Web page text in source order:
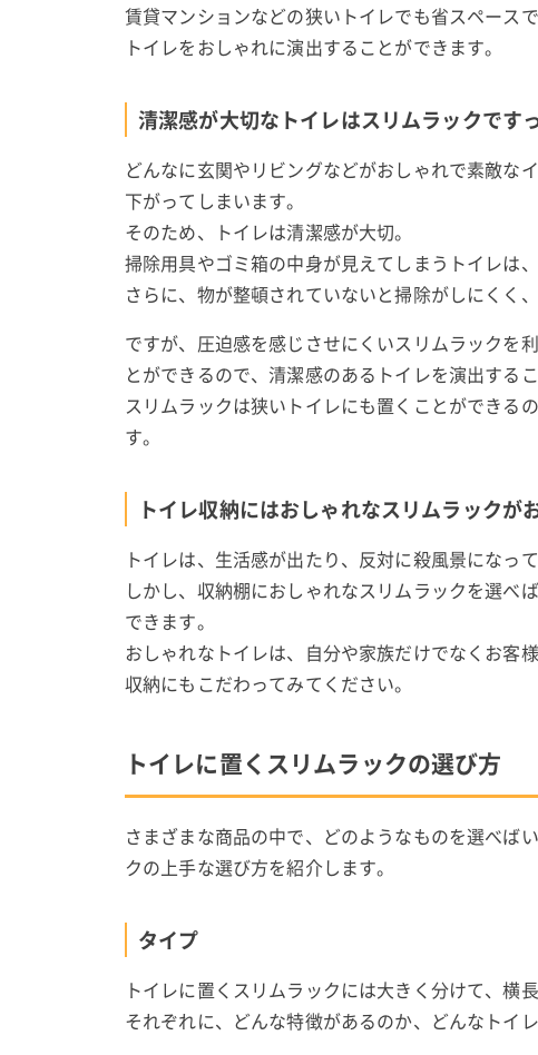
賃貸マンションなどの狭いトイレでも省スペース
トイレをおしゃれに演出することができます。
清潔感が大切なトイレはスリムラックです
どんなに玄関やリビングなどがおしゃれで素敵な
下がってしまいます。
そのため、トイレは清潔感が大切。
掃除用具やゴミ箱の中身が見えてしまうトイレは
さらに、物が整頓されていないと掃除がしにくく
ですが、圧迫感を感じさせにくいスリムラックを
とができるので、清潔感のあるトイレを演出する
スリムラックは狭いトイレにも置くことができる
す。
トイレ収納にはおしゃれなスリムラックが
トイレは、生活感が出たり、反対に殺風景になっ
しかし、収納棚におしゃれなスリムラックを選べ
できます。
おしゃれなトイレは、自分や家族だけでなくお客
収納にもこだわってみてください。
トイレに置くスリムラックの選び方
さまざまな商品の中で、どのようなものを選べば
クの上手な選び方を紹介します。
タイプ
トイレに置くスリムラックには大きく分けて、横
それぞれに、どんな特徴があるのか、どんなトイ